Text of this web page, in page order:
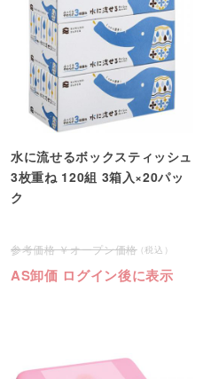
水に流せるボックスティッシュ
3枚重ね 120組 3箱入×20パッ
ク
オープン価格
AS卸価 ログイン後に表示